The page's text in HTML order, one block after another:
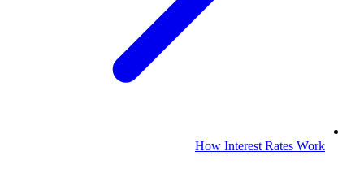
How Interest Rates Work